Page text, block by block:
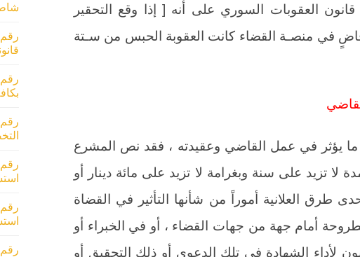
(2). كما نص قانون العقوبات السوري على أنه [ إذا وقع التحقير
قاضٍ في منصـة القضاء كانت العقوبة الحبس من سـتة
يؤثر في عمل القاضي وعقيدته ، فقد نص المشرع
لا تزيد على سنة وبغرامة لا تزيد على مائة دينار أو
طرق العلانية أموراً من شأنها التأثير في القضاة
أمام جهة من جهات القضاء ، أو في الخبراء أو
لأداء الشهادة في تلك الدعوى أو ذلك التحقيق أو